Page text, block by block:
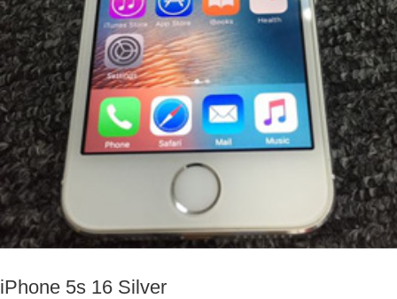
iPhone 5s 16 Silver